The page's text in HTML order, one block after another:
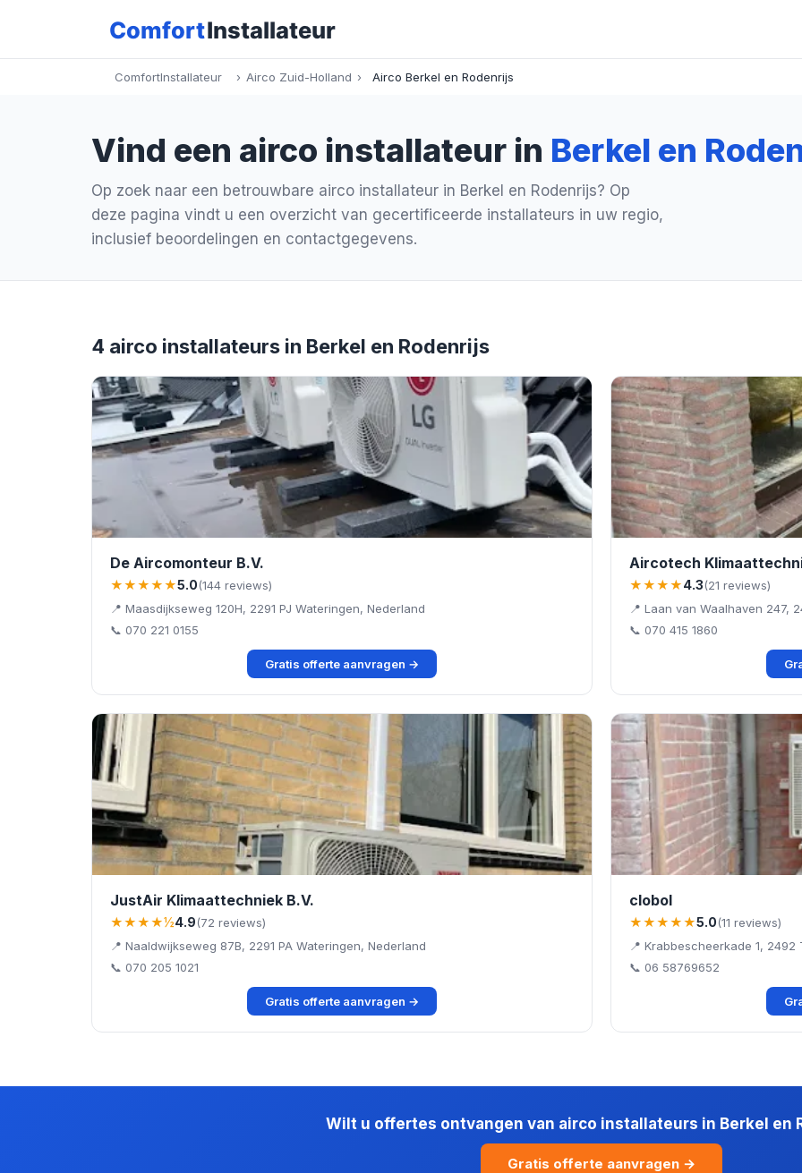
ComfortInstallateur › Airco Zuid-Holland › Airco Berkel en Rodenrijs
Vind een airco installateur in Berkel en
Op zoek naar een betrouwbare airco installateur in Berkel en Rodenrijs? Op
deze pagina vindt u een overzicht van gecertificeerde installateurs in uw regio,
inclusief beoordelingen en contactgegevens.
4 airco installateurs in Berkel en Rodenrijs
De Aircomonteur B.V.
★★★★★5.0(144 reviews)
📍 Maasdijkseweg 120H, 2291 PJ Wateringen, Nederland
📞 070 221 0155
Gratis offerte aanvragen →
Aircotech
★★★★4.3(21 reviews)
📍 Laan van Waalhaven 247,
📞 070 415 1860
JustAir Klimaattechniek B.V.
★★★★½4.9(72 reviews)
📍 Naaldwijkseweg 87B, 2291 PA Wateringen, Nederland
📞 070 205 1021
Gratis offerte aanvragen →
clobol
★★★★★5.0(11 reviews)
📍 Krabbescheerkade 1,
📞 06 58769652
Wilt u offertes ontvangen van airco installateurs in Berkel en
Gratis offerte aanvragen →